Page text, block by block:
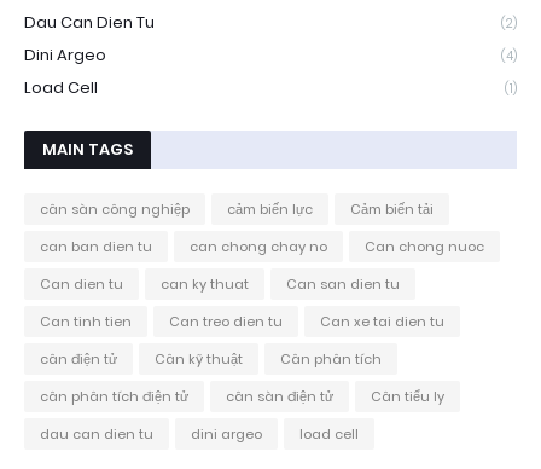
Dau Can Dien Tu (2)
Dini Argeo (4)
Load Cell (1)
MAIN TAGS
cân sàn công nghiệp cảm biến lực
Cảm biến tải
can ban dien tu
can chong chay no
Can chong nuoc
Can dien tu
can ky thuat
Can san dien tu
Can tinh tien
Can treo dien tu
Can xe tai dien tu
cân điện tử
Cân kỹ thuật
Cân phân tích
cân phân tích điện tử
cân sàn điện tử
Cân tiểu ly
dau can dien tu
dini argeo load cell